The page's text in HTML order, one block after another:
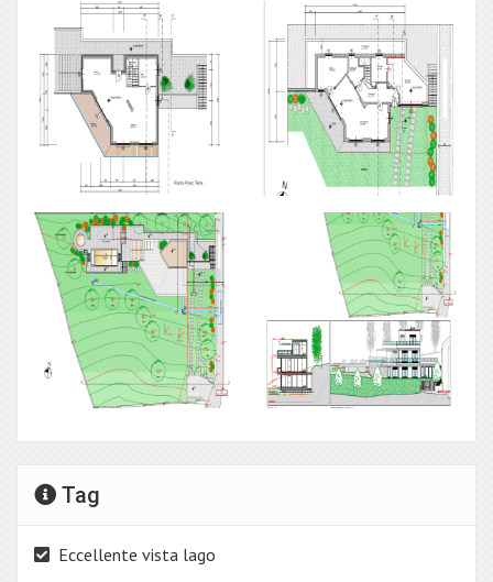
Tag
Eccellente vista lago